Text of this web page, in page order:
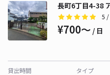
長町6丁目4-38
5 /
¥700〜 / 日
貸出時間
タイプ